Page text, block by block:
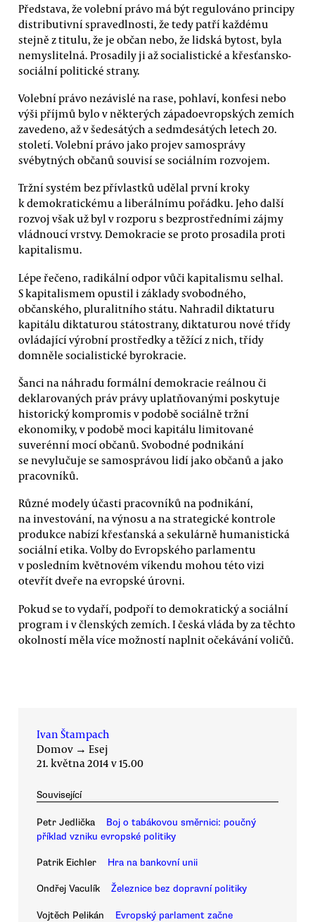
Představa, že volební právo má být regulováno principy
distributivní spravedlnosti, že tedy patří každému
stejně z titulu, že je občan nebo, že lidská bytost, byla
nemyslitelná. Prosadily ji až socialistické a křesťansko-
sociální politické strany.
Volební právo nezávislé na rase, pohlaví, konfesi nebo
výši příjmů bylo v některých západoevropských zemích
zavedeno, až v šedesátých a sedmdesátých letech 20.
století. Volební právo jako projev samosprávy
svébytných občanů souvisí se sociálním rozvojem.
Tržní systém bez přívlastků udělal první kroky
k demokratickému a liberálnímu pořádku. Jeho další
rozvoj však už byl v rozporu s bezprostředními zájmy
vládnoucí vrstvy. Demokracie se proto prosadila proti
kapitalismu.
Lépe řečeno, radikální odpor vůči kapitalismu selhal.
S kapitalismem opustil i základy svobodného,
občanského, pluralitního státu. Nahradil diktaturu
kapitálu diktaturou státostrany, diktaturou nové třídy
ovládající výrobní prostředky a těžící z nich, třídy
domněle socialistické byrokracie.
Šanci na náhradu formální demokracie reálnou či
deklarovaných práv právy uplatňovanými poskytuje
historický kompromis v podobě sociálně tržní
ekonomiky, v podobě moci kapitálu limitované
suverénní mocí občanů. Svobodné podnikání
se nevylučuje se samosprávou lidí jako občanů a jako
pracovníků.
Různé modely účasti pracovníků na podnikání,
na investování, na výnosu a na strategické kontrole
produkce nabízí křesťanská a sekulárně humanistická
sociální etika. Volby do Evropského parlamentu
v posledním květnovém víkendu mohou této vizi
otevřít dveře na evropské úrovni.
Pokud se to vydaří, podpoří to demokratický a sociální
program i v členských zemích. I česká vláda by za těchto
okolností měla více možností naplnit očekávání voličů.
Ivan Štampach
Domov → Esej
21. května 2014 v 15.00
Související
Petr Jedlička
Boj o tabákovou směrnici: poučný
příklad vzniku evropské politiky
Patrik Eichler Hra na bankovní unii
Ondřej Vaculík Železnice bez dopravní politiky
Vojtěch Pelikán
Evropský parlament začne